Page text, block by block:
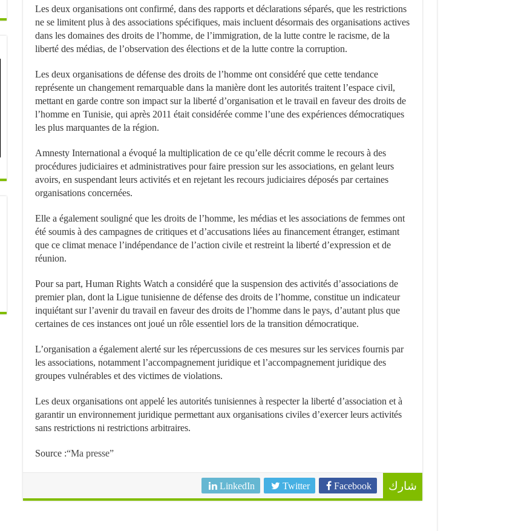
Les deux organisations ont confirmé, dans des rapports et déclarations séparés, que les restrictions
ne se limitent plus à des associations spécifiques, mais incluent désormais des organisations actives
dans les domaines des droits de l’homme, de l’immigration, de la lutte contre le racisme, de la
liberté des médias, de l’observation des élections et de la lutte contre la corruption.
Les deux organisations de défense des droits de l’homme ont considéré que cette tendance
représente un changement remarquable dans la manière dont les autorités traitent l’espace civil,
mettant en garde contre son impact sur la liberté d’organisation et le travail en faveur des droits de
l’homme en Tunisie, qui après 2011 était considérée comme l’une des expériences démocratiques
les plus marquantes de la région.
Amnesty International a évoqué la multiplication de ce qu’elle décrit comme le recours à des
procédures judiciaires et administratives pour faire pression sur les associations, en gelant leurs
avoirs, en suspendant leurs activités et en rejetant les recours judiciaires déposés par certaines
organisations concernées.
Elle a également souligné que les droits de l’homme, les médias et les associations de femmes ont
été soumis à des campagnes de critiques et d’accusations liées au financement étranger, estimant
que ce climat menace l’indépendance de l’action civile et restreint la liberté d’expression et de
réunion.
Pour sa part, Human Rights Watch a considéré que la suspension des activités d’associations de
premier plan, dont la Ligue tunisienne de défense des droits de l’homme, constitue un indicateur
inquiétant sur l’avenir du travail en faveur des droits de l’homme dans le pays, d’autant plus que
certaines de ces instances ont joué un rôle essentiel lors de la transition démocratique.
L’organisation a également alerté sur les répercussions de ces mesures sur les services fournis par
les associations, notamment l’accompagnement juridique et l’accompagnement juridique des
groupes vulnérables et des victimes de violations.
Les deux organisations ont appelé les autorités tunisiennes à respecter la liberté d’association et à
garantir un environnement juridique permettant aux organisations civiles d’exercer leurs activités
sans restrictions ni restrictions arbitraires.
Source :“Ma presse”
شارك Facebook
Twitter
LinkedIn